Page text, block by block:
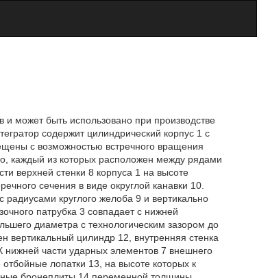
и может быть использовано при производстве
содержит цилиндрический корпус 1 с
с возможностью встречного вращения
каждый из которых расположен между рядами
верхней стенки 8 корпуса 1 на высоте
сечения в виде округлой канавки 10.
круглого желоба 9 и вертикально
патрубка 3 совпадает с нижней
диаметра с технологическим зазором до
вертикальный цилиндр 12, внутренняя стенка
нижней части ударных элементов 7 внешнего
лопатки 13, на высоте которых к